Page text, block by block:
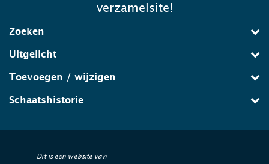
verzamelsite!
Zoeken
Uitgelicht
Toevoegen / wijzigen
Schaatshistorie
Dit is een website van